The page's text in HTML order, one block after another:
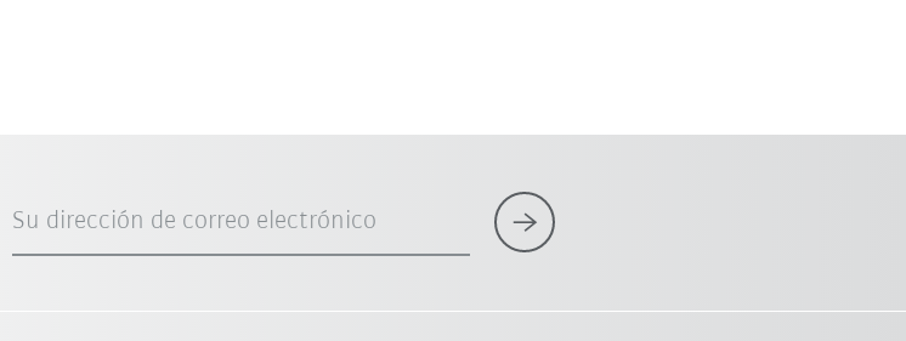
Su dirección de correo electrónico